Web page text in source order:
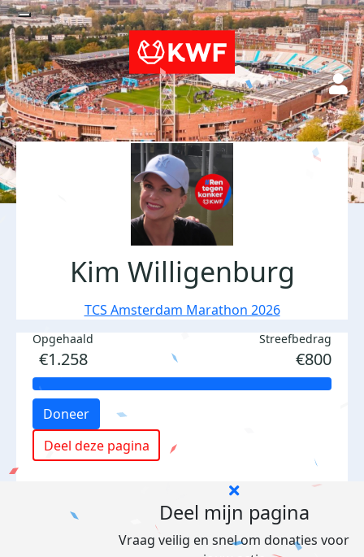
Kim Willigenburg
TCS Amsterdam Marathon 2026
Opgehaald
€1.258
Streefbedrag
€800
Doneer
Deel deze pagina
Deel mijn pagina
Vraag veilig en snel om donaties voor